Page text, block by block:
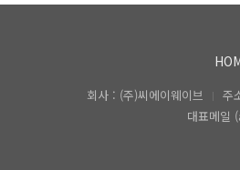
회사 : (주)씨에이웨이브 주
대표메일